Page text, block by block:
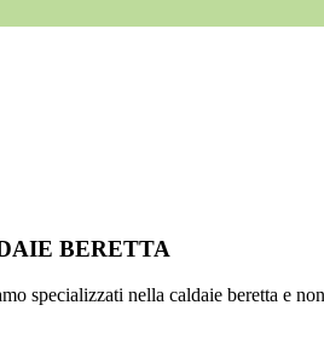
BERETTA
specializzati nella caldaie beretta e